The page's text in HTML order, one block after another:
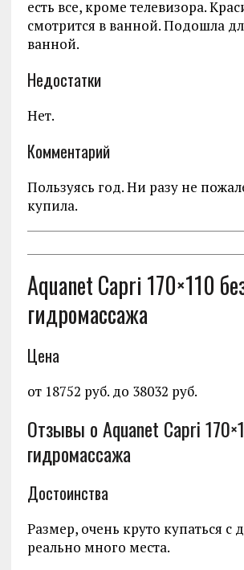
есть все, кроме телевизора.
смотрится в ванной. Подошла
ванной.
Недостатки
Нет.
Комментарий
Пользуясь год. Ни разу не
купила.
Aquanet Capri 170×110
гидромассажа
Цена
от 18752 руб. до 38032 руб.
Отзывы о Aquanet Capri
гидромассажа
Достоинства
Размер, очень круто купаться с
реально много места.